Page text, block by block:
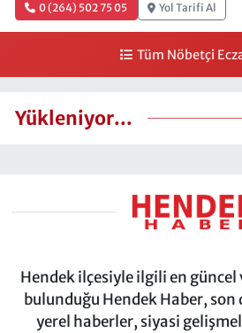
0 (264) 502 75 05 Yol Tarifi Al
Tüm Nöbetçi
Yükleniyor...
Hendek ilçesiyle ilgili en
bulunduğu Hendek Haber,
yerel haberler, siyasi